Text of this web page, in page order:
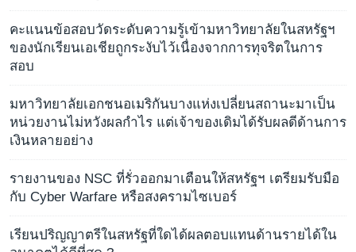
คะแนนข้อสอบวัดระดับความรู้เข้ามหาวิทยาลัยในสหรัฐฯ
ของนักเรียนเอเชียถูกระงับไว้เนื่องจากการทุจริตในการ
สอบ
มหาวิทยาลัยเอกชนอเมริกันบางแห่งเปลี่ยนสถานะมาเป็น
หน่วยงานไม่หวังผลกำไร แต่เจ้าของเดิมได้รับผลดีด้านการ
เงินหลายอย่าง
รายงานของ NSC ที่รั่วออกมาเตือนให้สหรัฐฯ เตรียมรับมือ
กับ Cyber Warfare หรือสงครามไซเบอร์
เรียนปริญญาตรีในสหรัฐที่ใดได้ผลตอบแทนด้านรายได้ใน